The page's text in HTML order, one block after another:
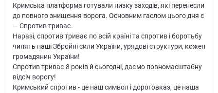
Кримська платформа готували низку заходів, які перенесли
до повного знищення ворога. Основним гаслом цього дня є
— Спротив триває.
Наразі, спротив триває по всій країні та спротив і боротьбу
чинять наші Збройні сили України, урядові структури, кожен
громадянин України!
Спротив триває 8 років й сьогодні, даємо повномасштабну
відсіч ворогу!
Кримський спротив - це наш символ і дороговказ, це наша